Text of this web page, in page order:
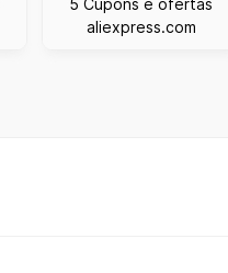
aliexpress.com